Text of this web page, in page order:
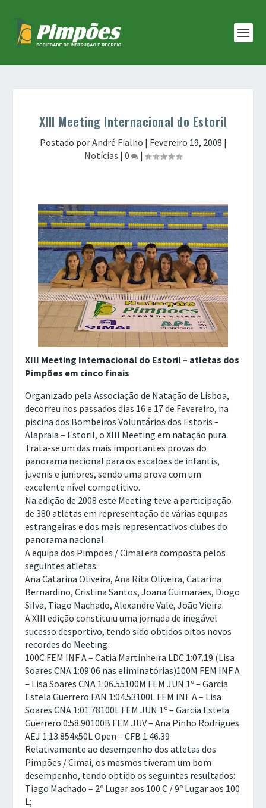
XIII Meeting Internacional do Estoril
Postado porAndré Fialho | Fevereiro 19, 2008 |
Notícias | 0 |
XIII Meeting Internacional do Estoril – atletas dos
Pimpões em cinco finais
Organizado pela Associação de Natação de Lisboa,
decorreu nos passados dias 16 e 17 de Fevereiro, na
piscina dos Bombeiros Voluntários dos Estoris –
Alapraia – Estoril, o XIII Meeting em natação pura.
Trata-se um das mais importantes provas do
panorama nacional para os escalões de infantis,
juvenis e juniores, sendo uma prova com um
excelente nível competitivo.
Na edição de 2008 este Meeting teve a participação
de 380 atletas em representação de várias equipas
estrangeiras e dos mais representativos clubes do
panorama nacional.
A equipa dos Pimpões / Cimai era composta pelos
seguintes atletas:
Ana Catarina Oliveira, Ana Rita Oliveira, Catarina
Bernardino, Cristina Santos, Joana Guimarães, Diogo
Silva, Tiago Machado, Alexandre Vale, João Vieira.
A XIII edição constituiu uma jornada de inegável
sucesso desportivo, tendo sido obtidos oitos novos
recordes do Meeting :
100C FEM INF A – Catia Martinheira LDC 1:07.19 (Lisa
Soares CNA 1:09.06 nas eliminatórias)100M FEM INF A
– Lisa Soares CNA 1:06.55100M FEM JUN 1º – Garcia
Estela Guerrero FAN 1:04.53100L FEM INF A – Lisa
Soares CNA 1:01.78100L FEM JUN 1º – Garcia Estela
Guerrero 0:58.90100B FEM JUV – Ana Pinho Rodrigues
AEJ 1:13.854x50L Open – CFB 1:46.39
Relativamente ao desempenho dos atletas dos
Pimpões / Cimai, os mesmos tiveram um bom
desempenho, tendo obtido os seguintes resultados:
Tiago Machado – 2º Lugar aos 100 C / 9º Lugar aos 100
L;